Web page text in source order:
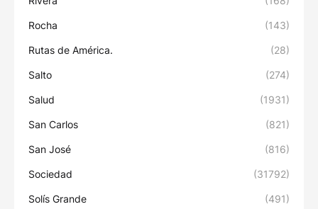
Rocha (143)
Rutas de América. (28)
Salto (274)
Salud (1931)
San Carlos (821)
San José (816)
Sociedad (31792)
Solís Grande (491)